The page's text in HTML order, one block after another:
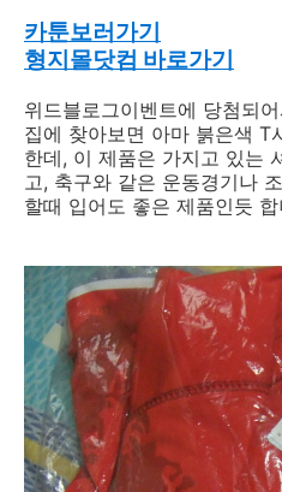
카툰보러가기
형지몰닷컴 바로가기
위드블로그이벤트에 당첨되
집에 찾아보면 아마 붉은색 T
한데, 이 제품은 가지고 있는
고, 축구와 같은 운동경기나
할때 입어도 좋은 제품인듯 합